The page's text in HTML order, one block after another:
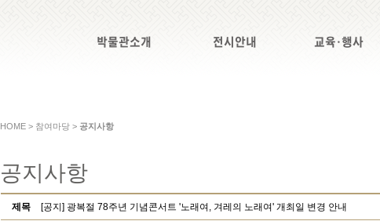
박물관소개 전시안내 교육·행사
HOME > 참여마당 > 공지사항
공지사항
제목 [공지] 광복절 78주년 기념콘서트 '노래여, 겨레의 노래여' 개최일 변경 안내